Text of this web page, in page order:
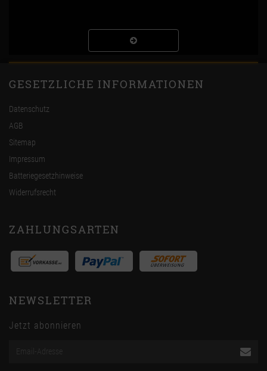
GESETZLICHE INFORMATIONEN
Datenschutz
AGB
Sitemap
Impressum
Batteriegesetzhinweise
Widerrufsrecht
ZAHLUNGSARTEN
NEWSLETTER
Jetzt abonnieren